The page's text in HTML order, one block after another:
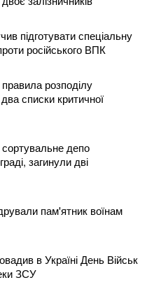
підготувати спеціальну
російського ВПК
правила розподілу
списки критичної
депо
загинули дві
пам'ятник воїнам
в Україні День Військ
ЗСУ